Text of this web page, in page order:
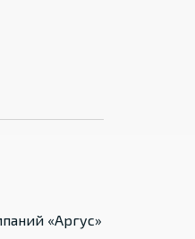
«Аргус»